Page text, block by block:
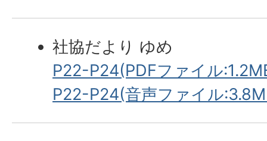
社協だより ゆめ
P22-P24(PDFファイル
P22-P24(音声ファイル